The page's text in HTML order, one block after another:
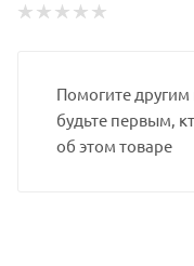
Помогите
будьте первым,
об этом товаре